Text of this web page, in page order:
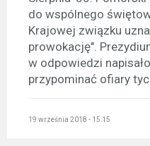
do wspólnego
Krajowej związku
prowokację".
w odpowiedzi
przypominać ofiary
19 września 2018 - 15:15